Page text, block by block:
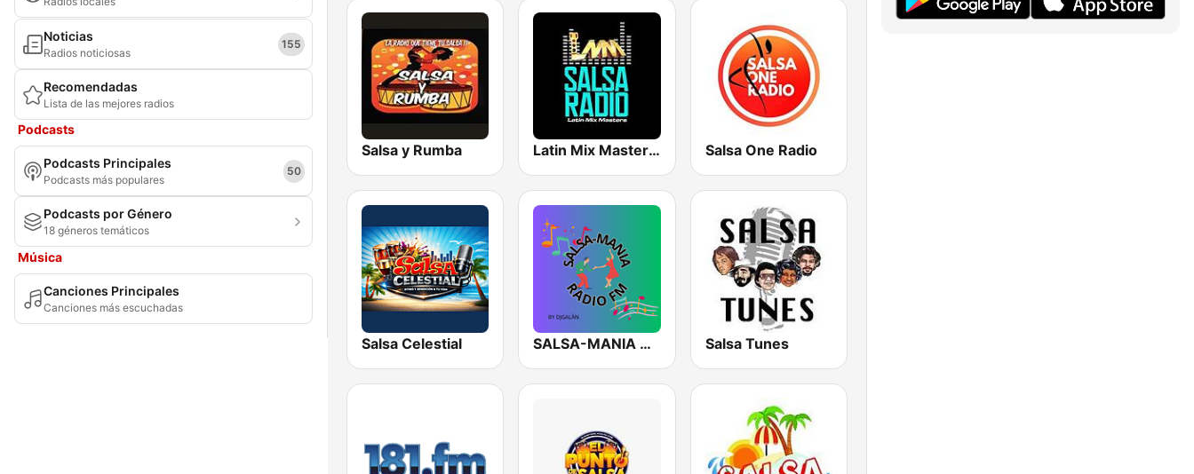
Noticias
Radios noticiosas
155
Recomendadas
Lista de las mejores radios
Podcasts
Podcasts Principales
Podcasts más populares
50
Podcasts por Género
18 géneros temáticos
Música
Canciones Principales
Canciones más escuchadas
Salsa y Rumba Latin Mix Masters Salsa Radio Salsa One Radio
Salsa Celestial SALSA-MANIA RADIO FM Salsa Tunes